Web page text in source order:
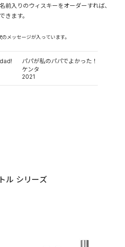
名前入りのウィスキーをオーダーすれば、
きます。
メッセージが入っています。
パパが私のパパでよかった！
ケンタ
2021
ル シリーズ